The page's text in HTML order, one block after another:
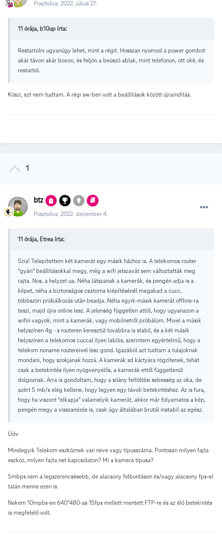
Posztolva: 2022. július 27.
11 órája, b10up írta:
Restartolni ugyanúgy lehet, mint a régit. Hosszan nyomod a power gombot
akár távon akár boxon, és feljön a beúszó ablak, mint telefonon, ott oké, és
restartol.
Köszi, ezt nem tudtam. A régi sw-ben volt a beállítások között újraindítás.
1
btz
Posztolva: 2022. december 4.
11 órája, Etrea írta:
Szia! Telepítettem két kamerát egy másik házhoz is. A telekomos router
"gyári" beállításokkal megy, még a wifi jelszavát sem változtatták meg
rajta. Nos, a helyzet ua. Néha látszanak a kamerák, és pengén adja is a
képet, néha a biztonságos csatorna kiépítésénél megakad a cucc,
többszöri próbálkozás után beadja. Néha egyik-másik kamerát offline-ra
teszi, majd újra online lesz. A jelenség független attól, hogy ugyanazon a
wifin vagyok, mint a kamerák, vagy mobilnetről próbálom. Mivel a másik
helyszínen 4g - s routeren keresztül továbbra is stabil, és a két másik
helyszínen a telekomos cuccal ilyen labilis, szerintem egyértelmű, hogy a
telekom noname routereivel lesz gond. Igazából azt tudtam a tulajoknak
mondani, hogy szokjanak hozzá. A kamerák sd kártyára rögzítenek, tehát
csak a betekintés ilyen nyögvenyelős, a kamerák ettől függetlenül
dolgoznak. Arra is gondoltam, hogy a silány feltöltési sebesség az oka, de
azért 5 mb/s elég kellene, hogy legyen egy távoli betekintéshez. Az is fura,
hogy ha viszont "elkapja" valamelyik kamerát, akkor már folyamatos a kép,
pengén megy a visszanézés is, csak úgy általában brutál instabil az egész.
Üdv
Mindegyik Telekom eszköznek van neve vagy típusszáma. Pontosan milyen fajta
eszköz, milyen fajta net kapcsolaton? Mi a kamera típusa?
5mbps nem a legszerencsésebb, de alacsony felbontáson és/vagy alacsony fps-el
talán menne ezen is.
Nekem 10mpbs-en 640*480-as 15fps mellett mentett FTP-re és az élő betekintés
is megfelelő volt.